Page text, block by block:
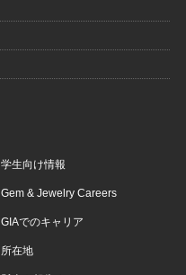
学生向け情報
Gem & Jewelry Careers
GIAでのキャリア
所在地